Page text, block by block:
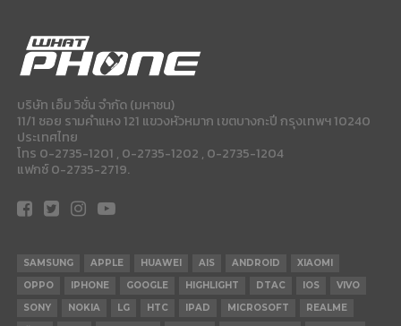
บริษัท เอ็ม วิชั่น จำกัด (มหาชน)
11/1 ซอย รามคำแหง 121 แขวงหัวหมาก เขตบางกะปี กรุงเทพฯ 10240
ประเทศไทย
โทร 0-2735-1201 , 0-2735-1202 , 0-2735-1204
แฟกซ์ 0-2735-2719.
SAMSUNG APPLE HUAWEI AIS ANDROID
XIAOMI
OPPO
IPHONE GOOGLE HIGHLIGHT DTAC IOS
VIVO
SONY
NOKIA LG HTC IPAD MICROSOFT
REALME